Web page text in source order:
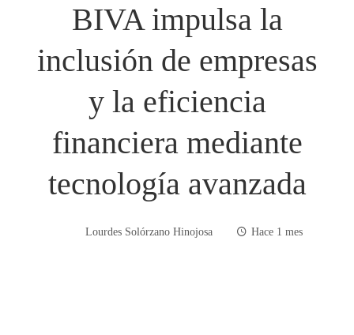
BIVA impulsa la
inclusión de empresas
y la eficiencia
financiera mediante
tecnología avanzada
Lourdes Solórzano Hinojosa Hace 1 mes